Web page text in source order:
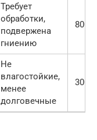
Требует
обработки,
подвержена
гниению
800-
Не
влагостойкие,
менее
долговечные
300-